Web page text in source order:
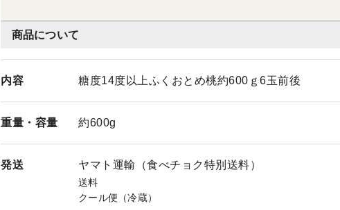
商品について
内容 糖度14度以上ふくおとめ桃約600ｇ6玉前後
重量・ 容量 約600g
発送 ヤマト運輸（食べチョク特別送料）
送料
クール便（冷蔵）